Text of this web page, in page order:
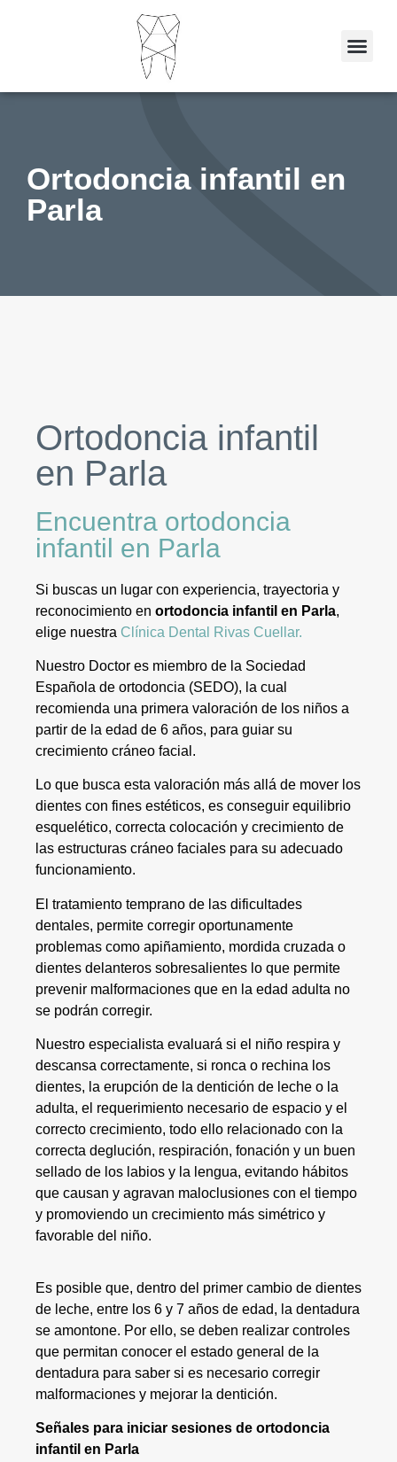
Ortodoncia infantil en
Parla
Ortodoncia infantil
en Parla
Encuentra ortodoncia
infantil en Parla
Si buscas un lugar con experiencia, trayectoria y
reconocimiento en ortodoncia infantil en Parla,
elige nuestra Clínica Dental Rivas Cuellar.
Nuestro Doctor es miembro de la Sociedad
Española de ortodoncia (SEDO), la cual
recomienda una primera valoración de los niños a
partir de la edad de 6 años, para guiar su
crecimiento cráneo facial.
Lo que busca esta valoración más allá de mover los
dientes con fines estéticos, es conseguir equilibrio
esquelético, correcta colocación y crecimiento de
las estructuras cráneo faciales para su adecuado
funcionamiento.
El tratamiento temprano de las dificultades
dentales, permite corregir oportunamente
problemas como apiñamiento, mordida cruzada o
dientes delanteros sobresalientes lo que permite
prevenir malformaciones que en la edad adulta no
se podrán corregir.
Nuestro especialista evaluará si el niño respira y
descansa correctamente, si ronca o rechina los
dientes, la erupción de la dentición de leche o la
adulta, el requerimiento necesario de espacio y el
correcto crecimiento, todo ello relacionado con la
correcta deglución, respiración, fonación y un buen
sellado de los labios y la lengua, evitando hábitos
que causan y agravan maloclusiones con el tiempo
y promoviendo un crecimiento más simétrico y
favorable del niño.
Es posible que, dentro del primer cambio de dientes
de leche, entre los 6 y 7 años de edad, la dentadura
se amontone. Por ello, se deben realizar controles
que permitan conocer el estado general de la
dentadura para saber si es necesario corregir
malformaciones y mejorar la dentición.
Señales para iniciar sesiones de ortodoncia
infantil en Parla